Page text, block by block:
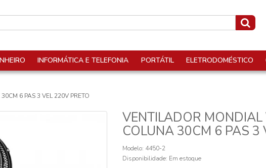
INFORMÁTICA E TELEFONIA PORTÁTIL ELETRODOMÉSTICO
6 PAS 3 VEL 220V PRETO
VENTILADOR
COLUNA 30CM 6 PAS 3
Modelo: 4450-2
Disponibilidade: Em estoque